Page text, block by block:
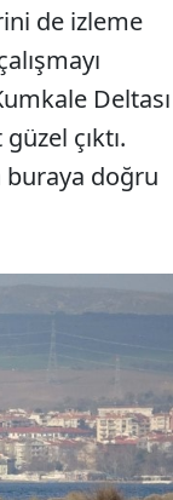
de izleme
Deltası
çıktı.
buraya doğru